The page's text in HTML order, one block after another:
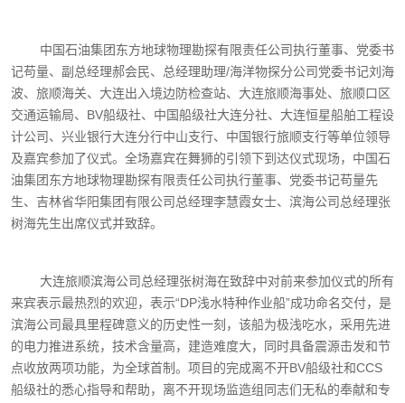
中国石油集团东方地球物理勘探有限责任公司执行董事、党委书
记苟量、副总经理郝会民、总经理助理/海洋物探分公司党委书记刘海
波、旅顺海关、大连出入境边防检查站、大连旅顺海事处、旅顺口区
交通运输局、BV船级社、中国船级社大连分社、大连恒星船舶工程设
计公司、兴业银行大连分行中山支行、中国银行旅顺支行等单位领导
及嘉宾参加了仪式。全场嘉宾在舞狮的引领下到达仪式现场，中国石
油集团东方地球物理勘探有限责任公司执行董事、党委书记苟量先
生、吉林省华阳集团有限公司总经理李慧霞女士、滨海公司总经理张
树海先生出席仪式并致辞。
大连旅顺滨海公司总经理张树海在致辞中对前来参加仪式的所有
来宾表示最热烈的欢迎，表示“DP浅水特种作业船”成功命名交付，是
滨海公司最具里程碑意义的历史性一刻，该船为极浅吃水，采用先进
的电力推进系统，技术含量高，建造难度大，同时具备震源击发和节
点收放两项功能，为全球首制。项目的完成离不开BV船级社和CCS
船级社的悉心指导和帮助，离不开现场监造组同志们无私的奉献和专